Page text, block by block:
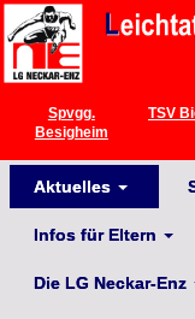
Spvgg.
Besigheim
TSV
Aktuelles
Infos für Eltern
Die LG Neckar-Enz